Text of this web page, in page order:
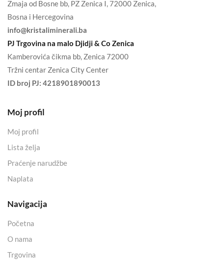
Zmaja od Bosne bb, PZ Zenica I, 72000 Zenica,
Bosna i Hercegovina
info@kristaliminerali.ba
PJ Trgovina na malo Djidji & Co Zenica
Kamberovića čikma bb, Zenica 72000
Tržni centar Zenica City Center
ID broj PJ: 4218901890013
Moj profil
Moj profil
Lista želja
Praćenje narudžbe
Naplata
Navigacija
Početna
O nama
Trgovina